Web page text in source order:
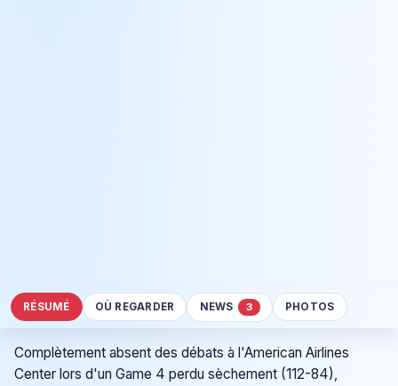
RÉSUMÉ OÙ REGARDER NEWS 3 PHOTOS
Complètement absent des débats à l'American Airlines
Center lors d'un Game 4 perdu sèchement (112-84),